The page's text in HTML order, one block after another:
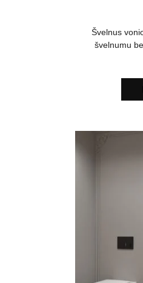
Švelnus
švelnumu